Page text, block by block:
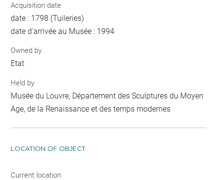
Acquisition date
date : 1798 (Tuileries)
date d'arrivée au Musée : 1994
Owned by
Etat
Held by
Musée du Louvre, Département des Sculptures du Moyen
Age, de la Renaissance et des temps modernes
LOCATION OF OBJECT
Current location